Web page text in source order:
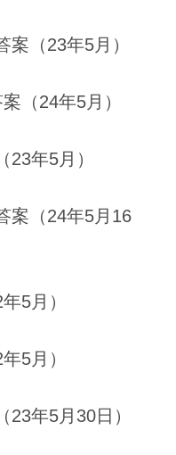
案（23年5月）
（24年5月）
23年5月）
案（24年5月16
5月）
5月）
23年5月30日）